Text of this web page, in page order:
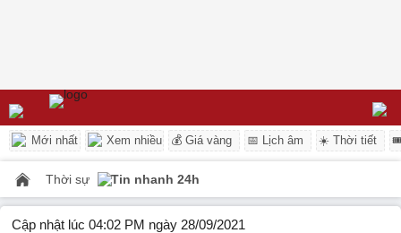
Mới nhất Xem nhiều 💰 Giá vàng 📅 Lịch âm ☀️ Thời tiết
Thời sự Tin nhanh 24h
Cập nhật lúc 04:02 PM ngày 28/09/2021